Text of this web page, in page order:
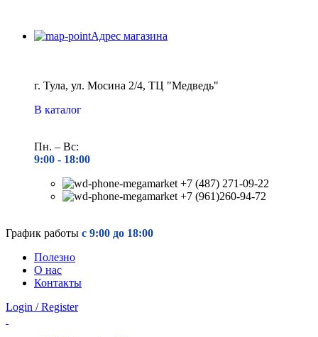
Адрес магазина
г. Тула, ул. Мосина 2/4, ТЦ "Медведь"
В каталог
Пн. – Вс:
9:00 - 18:00
+7 (487) 271-09-22
+7 (961)260-94-72
График работы с 9:00 до 18:00
Полезно
О нас
Контакты
Login / Register